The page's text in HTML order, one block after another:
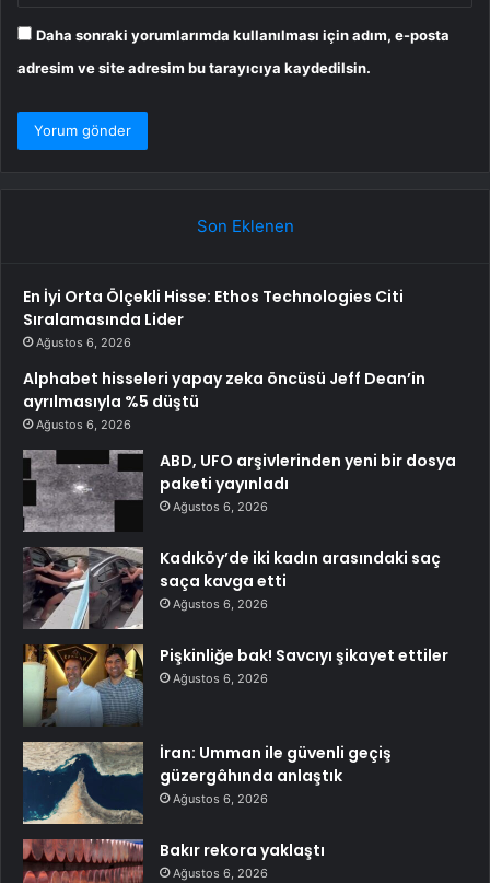
Daha sonraki yorumlarımda kullanılması için adım, e-posta
adresim ve site adresim bu tarayıcıya kaydedilsin.
Son Eklenen
En İyi Orta Ölçekli Hisse: Ethos Technologies Citi
Sıralamasında Lider
Ağustos 6, 2026
Alphabet hisseleri yapay zeka öncüsü Jeff Dean’in
ayrılmasıyla %5 düştü
Ağustos 6, 2026
ABD, UFO arşivlerinden yeni bir dosya
paketi yayınladı
Ağustos 6, 2026
Kadıköy’de iki kadın arasındaki saç
saça kavga etti
Ağustos 6, 2026
Pişkinliğe bak! Savcıyı şikayet ettiler
Ağustos 6, 2026
İran: Umman ile güvenli geçiş
güzergâhında anlaştık
Ağustos 6, 2026
Bakır rekora yaklaştı
Ağustos 6, 2026